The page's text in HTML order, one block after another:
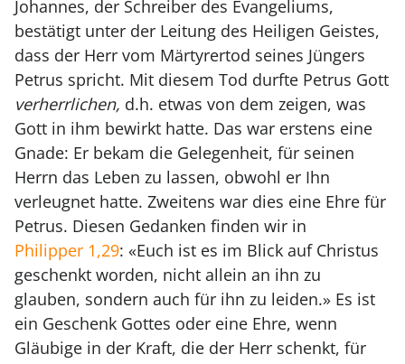
Johannes, der Schreiber des Evangeliums,
bestätigt unter der Leitung des Heiligen Geistes,
dass der Herr vom Märtyrertod seines Jüngers
Petrus spricht. Mit diesem Tod durfte Petrus Gott
verherrlichen, d.h. etwas von dem zeigen, was
Gott in ihm bewirkt hatte. Das war erstens eine
Gnade: Er bekam die Gelegenheit, für seinen
Herrn das Leben zu lassen, obwohl er Ihn
verleugnet hatte. Zweitens war dies eine Ehre für
Petrus. Diesen Gedanken finden wir in
Philipper 1,29: «Euch ist es im Blick auf Christus
geschenkt worden, nicht allein an ihn zu
glauben, sondern auch für ihn zu leiden.» Es ist
ein Geschenk Gottes oder eine Ehre, wenn
Gläubige in der Kraft, die der Herr schenkt, für